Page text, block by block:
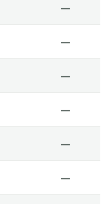
—
—
—
—
—
—